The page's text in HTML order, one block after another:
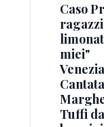
Caso
miei"
Tuffi